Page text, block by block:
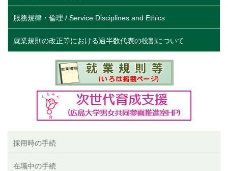
服務規律・倫理 / Service Disciplines and Ethics
就業規則の改正等における過半数代表の役割について
採用時の手続
在職中の手続